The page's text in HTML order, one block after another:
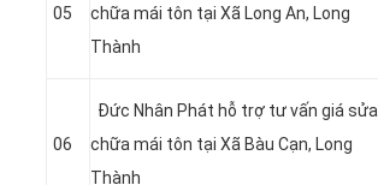
05
chữa mái tôn tại Xã Long An, Long
Thành
06
Đức Nhân Phát hỗ trợ tư vấn giá sửa
chữa mái tôn tại Xã Bàu Cạn, Long
Thành